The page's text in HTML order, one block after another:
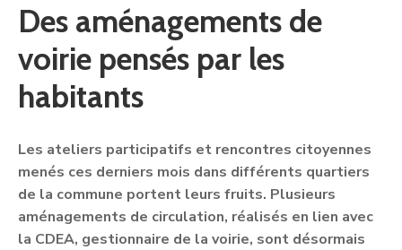
Des aménagements de
voirie pensés par les
habitants
Les ateliers participatifs et rencontres citoyennes
menés ces derniers mois dans différents quartiers
de la commune portent leurs fruits. Plusieurs
aménagements de circulation, réalisés en lien avec
la CDEA, gestionnaire de la voirie, sont désormais